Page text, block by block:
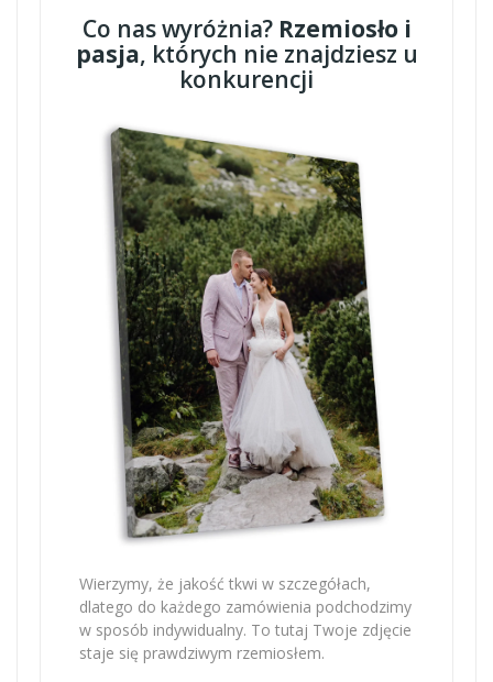
Co nas wyróżnia? Rzemiosło i
pasja, których nie znajdziesz u
konkurencji
Wierzymy, że jakość tkwi w szczegółach,
dlatego do każdego zamówienia podchodzimy
w sposób indywidualny. To tutaj Twoje zdjęcie
staje się prawdziwym rzemiosłem.